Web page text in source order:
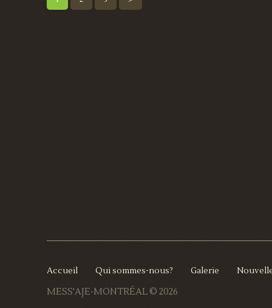
Accueil Qui sommes-nous? Galerie
MESS'AJE-MONTRÉAL © 2026